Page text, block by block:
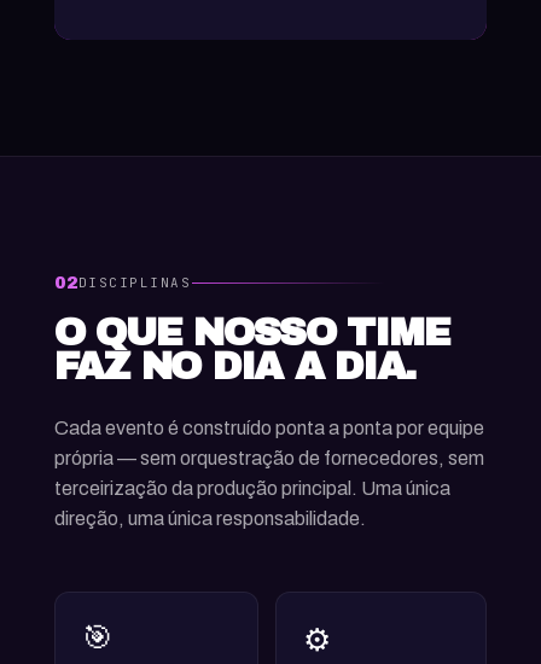
02DISCIPLINAS
O QUE NOSSO TIME
FAZ NO DIA A DIA.
Cada evento é construído ponta a ponta por equipe
própria — sem orquestração de fornecedores, sem
terceirização da produção principal. Uma única
direção, uma única responsabilidade.
🎯 ⚙️